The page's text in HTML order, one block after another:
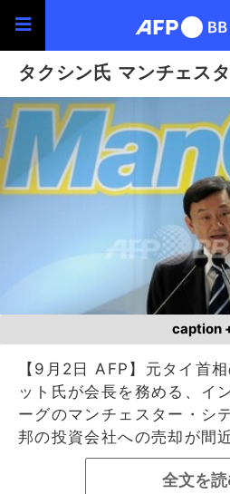
タクシン氏 マンチェス
caption
【9月2日 AFP】元タイ首
ット氏が会長を務める、イ
ーグのマンチェスター・シ
邦の投資会社への売却が間
全文を